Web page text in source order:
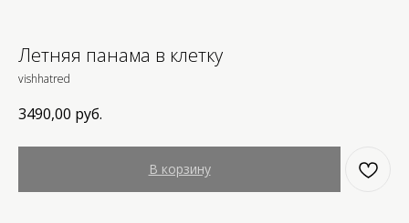
Летняя панама в клетку
vishhatred
3490,00 руб.
В корзину